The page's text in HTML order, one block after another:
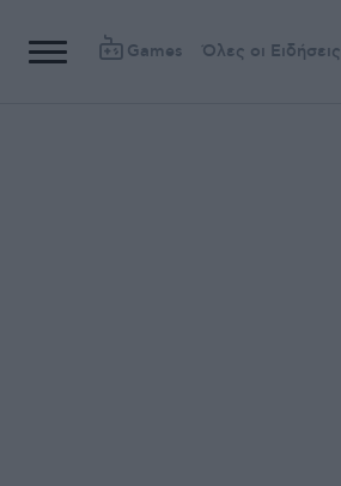
Games Όλες οι Ειδήσεις